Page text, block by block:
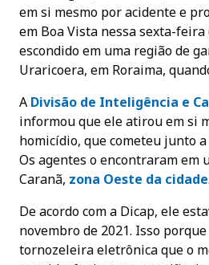
em si mesmo por acidente e
em Boa Vista nessa sexta-feira
escondido em uma região de
Uraricoera, em Roraima,
A Divisão de Inteligência e
informou que ele atirou em si
homicídio, que cometeu junto
Os agentes o encontraram em
Caranã, zona Oeste da cidade.
De acordo com a Dicap, ele
novembro de 2021. Isso
tornozeleira eletrônica que o